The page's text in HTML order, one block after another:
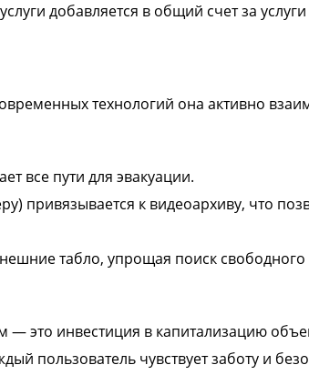
добавляется в общий счет за
технологий она активно
все пути для эвакуации.
привязывается к видеоархиву, что
табло, упрощая поиск свободного
— это инвестиция в капитализацию
пользователь чувствует заботу и